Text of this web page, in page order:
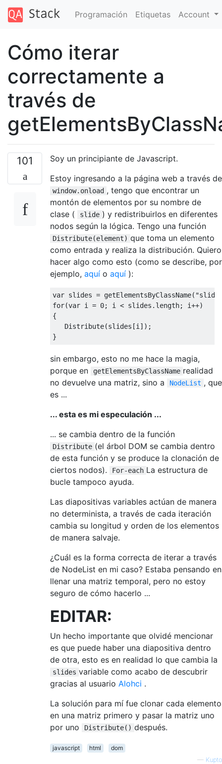
Programación Etiquetas Account
Cómo iterar
correctamente a
través de
101
Soy un principiante de Javascript.
Estoy ingresando a la página web a través de
window.onload , tengo que encontrar un
montón de elementos por su nombre de
clase (
slide ) y redistribuirlos en diferentes
nodos según la lógica. Tengo una función
Distribute(element) que toma un elemento
como entrada y realiza la distribución. Quiero
hacer algo como esto (como se describe, por
ejemplo, aquí o aquí ):
var slides = getElementsByClassName(
for(var i = 0; i < slides . length; i++)
{
Distribute(slides [i ]);
}
sin embargo, esto no me hace la magia,
porque en
getElementsByClassName realidad
no devuelve una matriz, sino a
NodeList , que
es ...
... esta es mi especulación ...
... se cambia dentro de la función
Distribute (el árbol DOM se cambia dentro
de esta función y se produce la clonación de
ciertos nodos).
For-each La estructura de
bucle tampoco ayuda.
Las diapositivas variables actúan de manera
no determinista, a través de cada iteración
cambia su longitud y orden de los elementos
de manera salvaje.
¿Cuál es la forma correcta de iterar a través
de NodeList en mi caso? Estaba pensando en
llenar una matriz temporal, pero no estoy
seguro de cómo hacerlo ...
EDITAR:
Un hecho importante que olvidé mencionar
es que puede haber una diapositiva dentro
de otra, esto es en realidad lo que cambia la
slides variable como acabo de descubrir
gracias al usuario Alohci .
La solución para mí fue clonar cada elemento
en una matriz primero y pasar la matriz uno
por uno
Distribute() después.
javascript html
dom
— Kupto